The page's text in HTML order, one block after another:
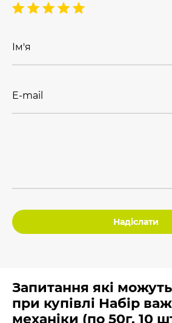
Ім'я
E-mail
Надіслати
Запитання які
при купівлі Набір
механіки (по 50г. 10